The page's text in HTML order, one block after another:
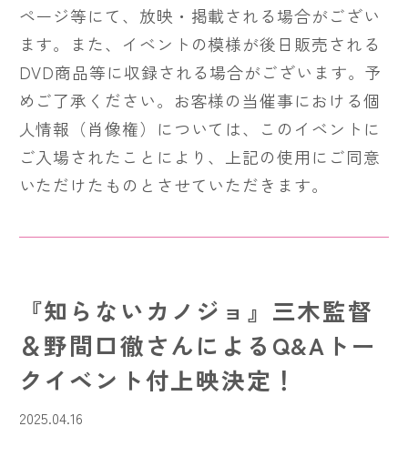
ページ等にて、放映・掲載される場合がござい
ます。また、イベントの模様が後日販売される
DVD商品等に収録される場合がございます。予
めご了承ください。お客様の当催事における個
人情報（肖像権）については、このイベントに
ご入場されたことにより、上記の使用にご同意
いただけたものとさせていただきます。
『知らないカノジョ』三木監督
＆野間口徹さんによるQ&Aトー
クイベント付上映決定！
2025.04.16